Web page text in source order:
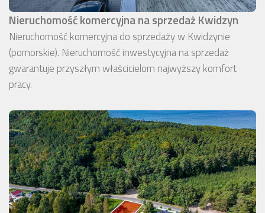
Nieruchomość komercyjna na sprzedaż Kwidzyn
Nieruchomość komercyjna do sprzedaży w Kwidzynie
(pomorskie). Nieruchomość inwestycyjna na sprzedaż
gwarantuje przyszłym właścicielom najwyższy komfort
pracy.